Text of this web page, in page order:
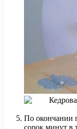
По окончании
сорок минут в